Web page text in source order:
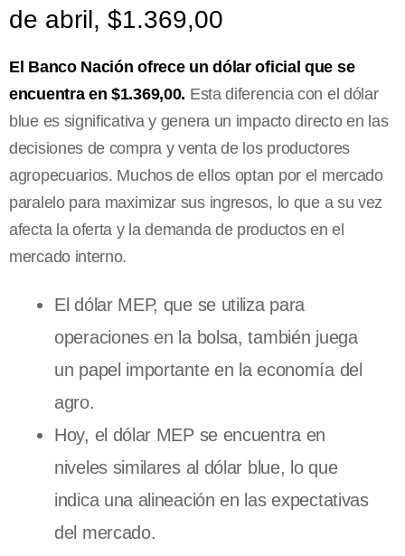
de abril, $1.369,00
El Banco Nación ofrece un dólar oficial que se
encuentra en $1.369,00. Esta diferencia con el dólar
blue es significativa y genera un impacto directo en las
decisiones de compra y venta de los productores
agropecuarios. Muchos de ellos optan por el mercado
paralelo para maximizar sus ingresos, lo que a su vez
afecta la oferta y la demanda de productos en el
mercado interno.
El dólar MEP, que se utiliza para
operaciones en la bolsa, también juega
un papel importante en la economía del
agro.
Hoy, el dólar MEP se encuentra en
niveles similares al dólar blue, lo que
indica una alineación en las expectativas
del mercado.